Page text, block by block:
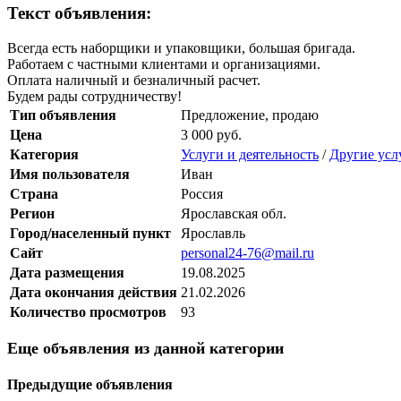
Текст объявления:
Всегда есть наборщики и упаковщики, большая бригада.
Работаем с частными клиентами и организациями.
Оплата наличный и безналичный расчет.
Будем рады сотрудничеству!
Тип объявления
Предложение, продаю
Цена
3 000 руб.
Категория
Услуги и деятельность / Другие
Имя пользователя
Иван
Страна
Россия
Регион
Ярославская обл.
Город/населенный пункт
Ярославль
Сайт
personal24-76@mail.ru
Дата размещения
19.08.2025
Дата окончания действия 21.02.2026
Количество просмотров
93
Еще объявления из данной категории
Предыдущие объявления